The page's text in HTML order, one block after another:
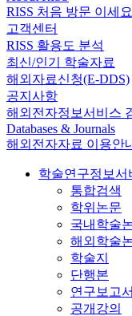
RISS 처음 방문 이세
고객센터
RISS 활용도 분석
최신/인기 학술자료
해외자료신청(E-DDS)
공지사항
해외전자정보서비스
Databases & Journals
해외전자자료 이용안
학술연구정보서
통합검색
학위논문
국내학술
해외학술
학술지
단행본
연구보고서
공개강의